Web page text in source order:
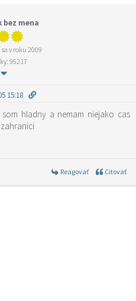
bez mena
v roku 2009
95217
15:18
hladny a nemam niejako cas
Reagovať Citovať